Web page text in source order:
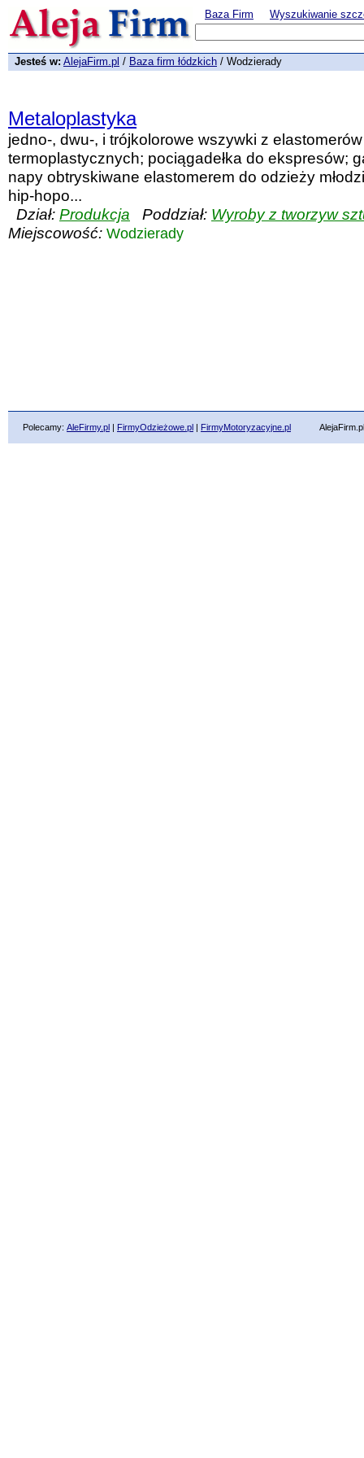
Baza Firm Wyszukiwanie
Jesteś w: AlejaFirm.pl / Baza firm łódzkich / Wodzierady
Metaloplastyka
jedno-, dwu-, i trójkolorowe wszywki z elastomerów
termoplastycznych; pociągadełka do ekspresów;
napy obtryskiwane elastomerem do odzieży
hip-hopo...
Dział: Produkcja Poddział: Wyroby z tworzyw
Miejscowość: Wodzierady
Polecamy: AleFirmy.pl | FirmyOdzieżowe.pl | FirmyMotoryzacyjne.pl AlejaFirm.pl